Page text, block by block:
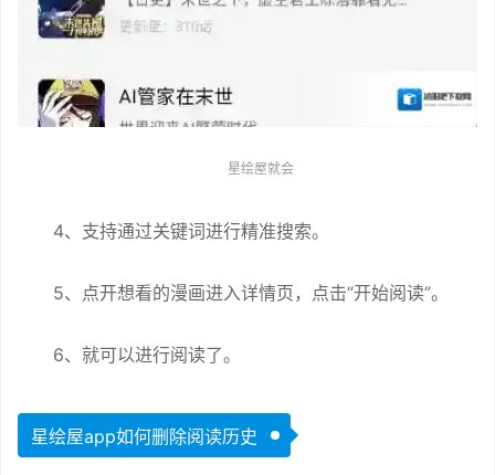
星绘屋就会
4、支持通过关键词进行精准搜索。
5、点开想看的漫画进入详情页，点击“开始阅读”。
6、就可以进行阅读了。
星绘屋app如何删除阅读历史